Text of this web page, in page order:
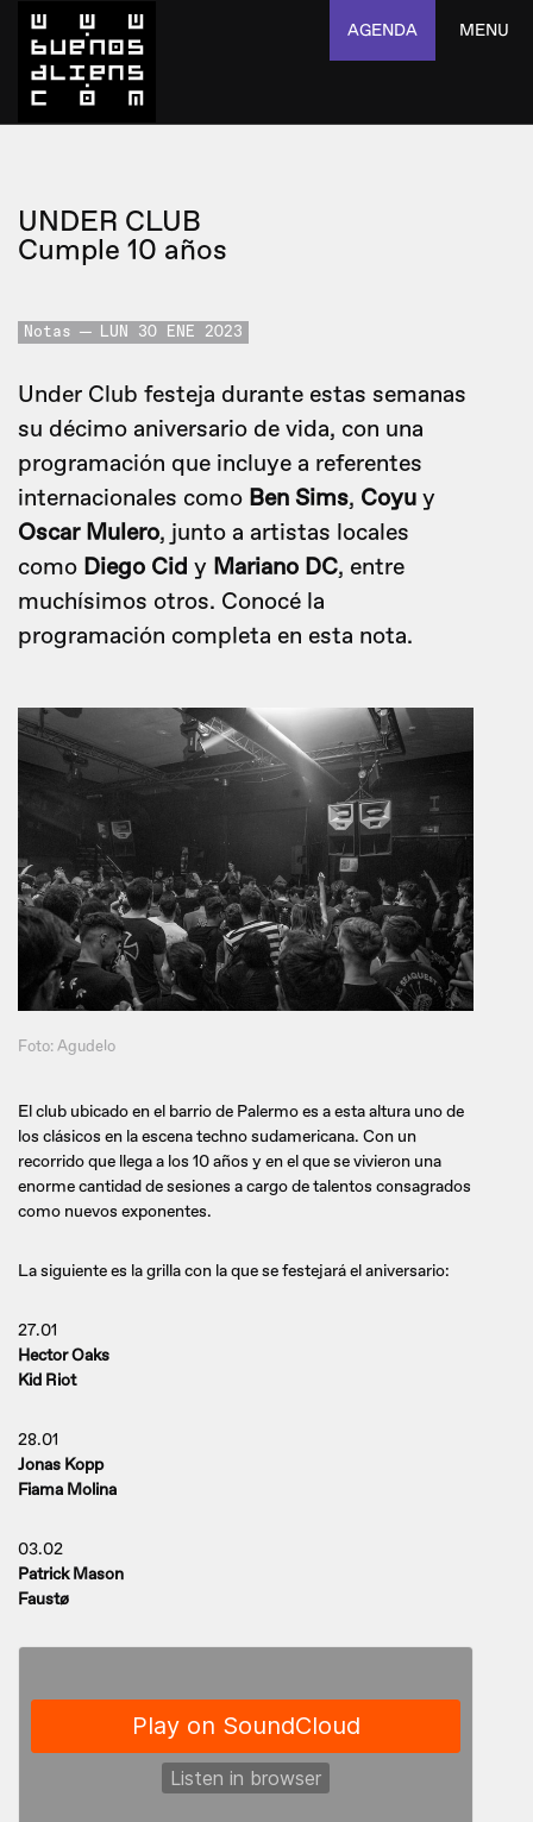
AGENDA MENU
UNDER CLUB
Cumple 10 años
Notas LUN 30 ENE 2023
Under Club festeja durante estas semanas
su décimo aniversario de vida, con una
programación que incluye a referentes
internacionales como Ben Sims, Coyu y
Oscar Mulero, junto a artistas locales
como Diego Cid y Mariano DC, entre
muchísimos otros. Conocé la
programación completa en esta nota.
Foto: Agudelo
El club ubicado en el barrio de Palermo es a esta altura uno de
los clásicos en la escena techno sudamericana. Con un
recorrido que llega a los 10 años y en el que se vivieron una
enorme cantidad de sesiones a cargo de talentos consagrados
como nuevos exponentes.
La siguiente es la grilla con la que se festejará el aniversario:
27.01
Hector Oaks
Kid Riot
28.01
Jonas Kopp
Fiama Molina
03.02
Patrick Mason
Faustø